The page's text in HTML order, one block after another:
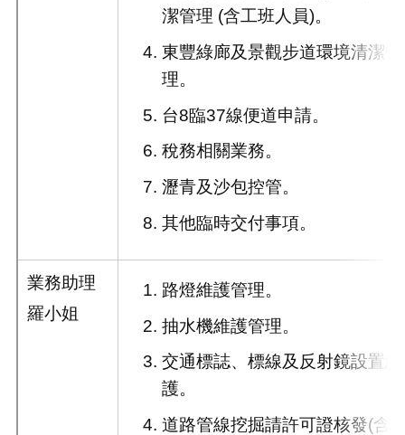
潔管理 (含工班人員)。
東豐綠廊及景觀步道環境清潔管
理。
台8臨37線便道申請。
稅務相關業務。
瀝青及沙包控管。
其他臨時交付事項。
業務助理
羅小姐
路燈維護管理。
抽水機維護管理。
交通標誌、標線及反射鏡設置維
護。
道路管線挖掘請許可證核發(含